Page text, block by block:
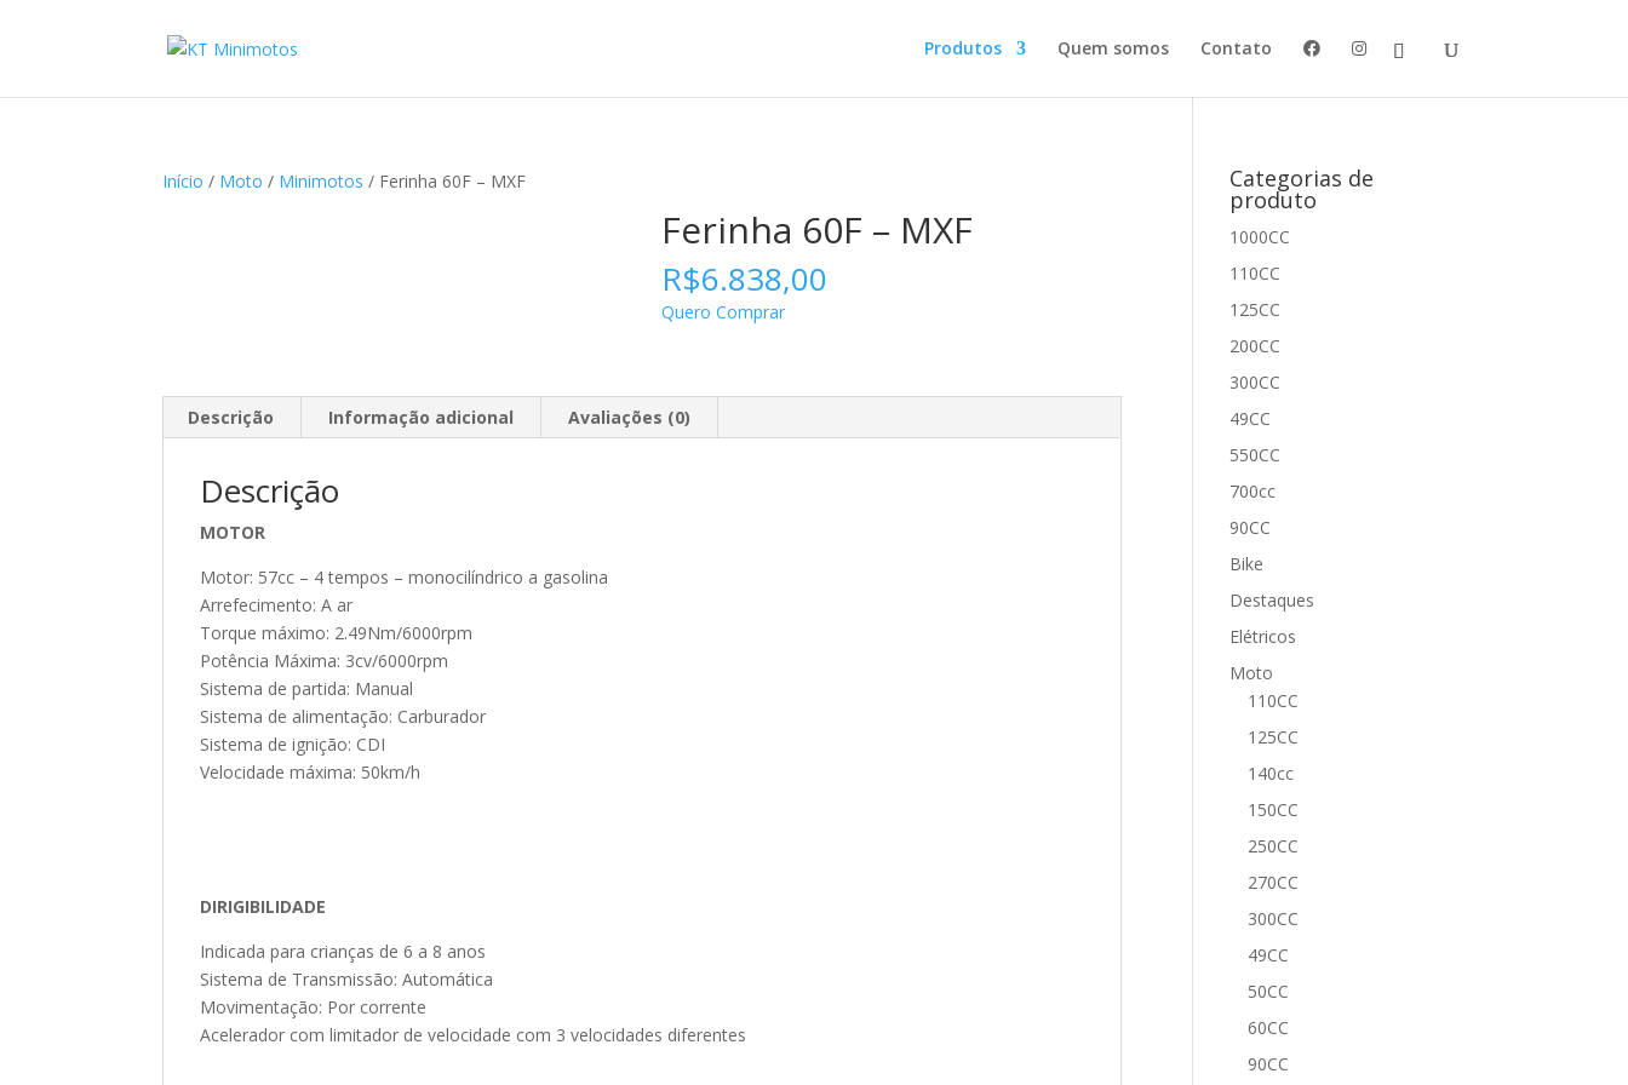
Produtos Quem somos Contato
Início / Moto / Minimotos / Ferinha 60F – MXF
Ferinha 60F – MXF
R$6.838,00
Quero Comprar
Descrição Informação adicional Avaliações (0)
Descrição
MOTOR
Motor: 57cc – 4 tempos – monocilíndrico a gasolina
Arrefecimento: A ar
Torque máximo: 2.49Nm/6000rpm
Potência Máxima: 3cv/6000rpm
Sistema de partida: Manual
Sistema de alimentação: Carburador
Sistema de ignição: CDI
Velocidade máxima: 50km/h
DIRIGIBILIDADE
Indicada para crianças de 6 a 8 anos
Sistema de Transmissão: Automática
Movimentação: Por corrente
Acelerador com limitador de velocidade com 3 velocidades diferentes
Categorias de
produto
1000CC
110CC
125CC
200CC
300CC
49CC
550CC
700cc
90CC
Bike
Destaques
Elétricos
Moto
110CC
125CC
140cc
150CC
250CC
270CC
300CC
49CC
50CC
60CC
90CC